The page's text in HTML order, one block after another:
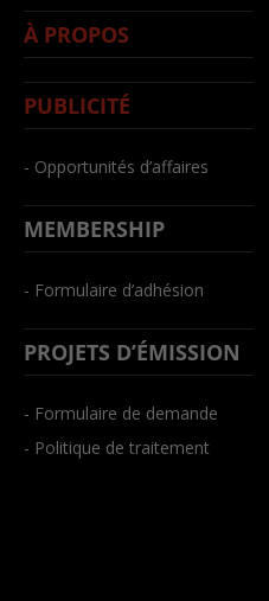
À PROPOS
PUBLICITÉ
- Opportunités d’affaires
MEMBERSHIP
- Formulaire d’adhésion
PROJETS D’ÉMISSION
- Formulaire de demande
- Politique de traitement